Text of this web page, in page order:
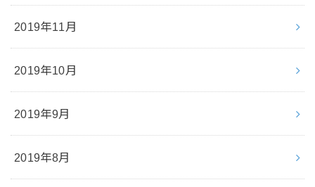
2019年11月
2019年10月
2019年9月
2019年8月